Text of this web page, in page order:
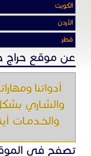
عن موقع حراج
أدواتنا
والشـاري
والخـدمـات
تصفح في